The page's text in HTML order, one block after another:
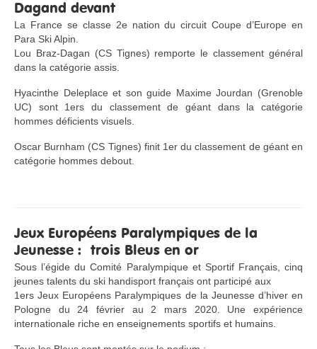
Dagand devant
La France se classe 2e nation du circuit Coupe d’Europe en
Para Ski Alpin.
Lou Braz-Dagan (CS Tignes) remporte le classement général
dans la catégorie assis.
Hyacinthe Deleplace et son guide Maxime Jourdan (Grenoble
UC) sont 1ers du classement de géant dans la catégorie
hommes déficients visuels.
Oscar Burnham (CS Tignes) finit 1er du classement de géant en
catégorie hommes debout.
Jeux Européens Paralympiques de la
Jeunesse : trois Bleus en or
Sous l’égide du Comité Paralympique et Sportif Français, cinq
jeunes talents du ski handisport français ont participé aux
1ers Jeux Européens Paralympiques de la Jeunesse d’hiver en
Pologne du 24 février au 2 mars 2020. Une expérience
internationale riche en enseignements sportifs et humains.